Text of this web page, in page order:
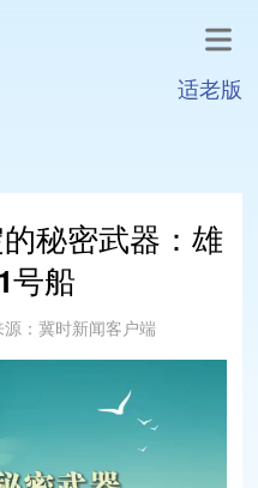
适老版
秘密武器：雄
号船
： 冀时新闻客户端